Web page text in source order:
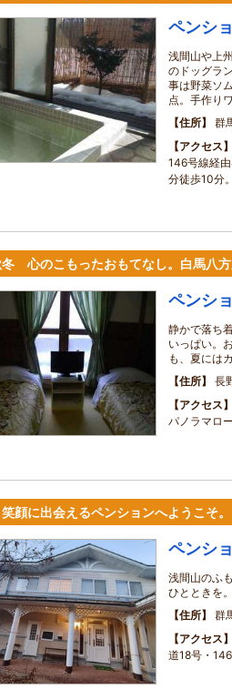
ペンシ
浅間山や上
のドッグラ
事は野菜ソ
点。手作り
住所
群
アクセス
146号線経
分徒歩10分。
心のこもったおもてなし。白馬八
ペンシ
静かで落ち
いっぱい。
も、夏には
住所
長
アクセス
パノラマロ
顔に出会えるペンションへようこそ。
ペンシ
浅間山のふ
ひとときを
住所
群
アクセス
道18号・